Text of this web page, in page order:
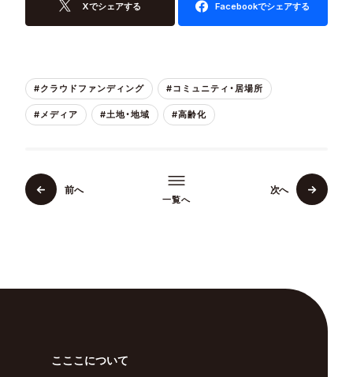
Xでシェアする Facebookでシェアする
#クラウドファンディング #コミュニティ・居場所
#メディア #土地・地域 #高齢化
前へ
一覧へ
次へ
こここについて